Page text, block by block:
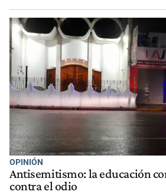
OPINIÓN
Antisemitismo: la educación
contra el odio